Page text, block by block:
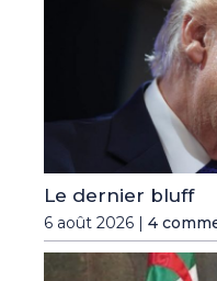
Le dernier bluff
6 août 2026 | 4